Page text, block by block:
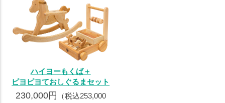
ハイヨーもくば＋
ピヨピヨておしぐるまセット
230,000円 （税込253,000